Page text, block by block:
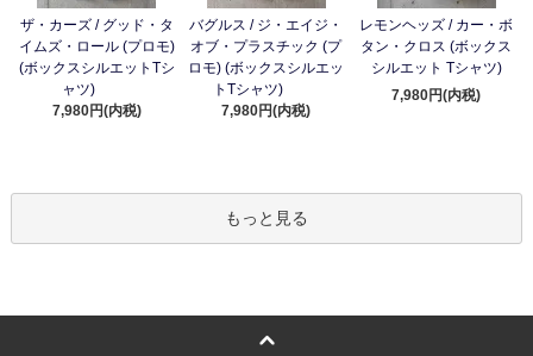
ザ・カーズ / グッド・タ
イムズ・ロール (プロモ)
(ボックスシルエットTシ
ャツ)
7,980円(内税)
バグルス / ジ・エイジ・
オブ・プラスチック (プ
ロモ) (ボックスシルエッ
トTシャツ)
7,980円(内税)
レモンヘッズ / カー・ボ
タン・クロス (ボックス
シルエット Tシャツ)
7,980円(内税)
もっと見る